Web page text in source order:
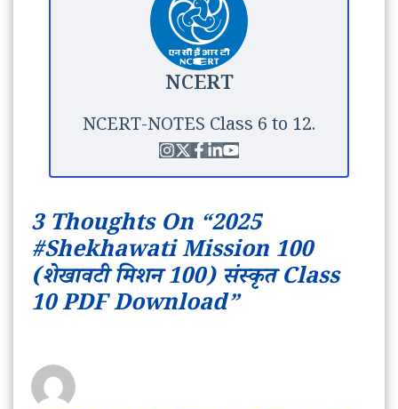
NCERT
NCERT-NOTES Class 6 to 12.
3 Thoughts On “2025
#Shekhawati Mission 100
(शेखावटी मिशन 100) संस्कृत Class
10 PDF Download”